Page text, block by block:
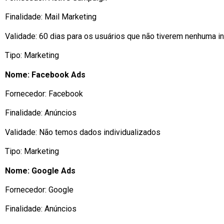
Finalidade: Mail Marketing
Validade: 60 dias para os usuários que não tiverem nenhuma
Tipo: Marketing
Nome: Facebook Ads
Fornecedor: Facebook
Finalidade: Anúncios
Validade: Não temos dados individualizados
Tipo: Marketing
Nome: Google Ads
Fornecedor: Google
Finalidade: Anúncios